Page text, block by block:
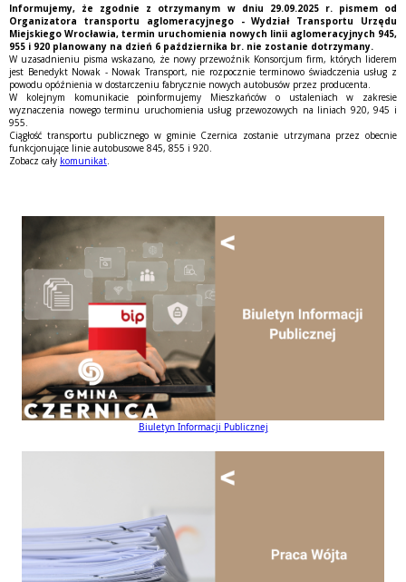
Informujemy, że zgodnie z otrzymanym w dniu 29.09.2025 r. pismem od
Organizatora transportu aglomeracyjnego - Wydział Transportu Urzędu
Miejskiego Wrocławia, termin uruchomienia nowych linii aglomeracyjnych 945,
955 i 920 planowany na dzień 6 października br. nie zostanie dotrzymany.
W uzasadnieniu pisma wskazano, że nowy przewoźnik Konsorcjum firm, których liderem
jest Benedykt Nowak - Nowak Transport, nie rozpocznie terminowo świadczenia usług z
powodu opóźnienia w dostarczeniu fabrycznie nowych autobusów przez producenta.
W kolejnym komunikacie poinformujemy Mieszkańców o ustaleniach w zakresie
wyznaczenia nowego terminu uruchomienia usług przewozowych na liniach 920, 945 i
955.
Ciągłość transportu publicznego w gminie Czernica zostanie utrzymana przez obecnie
funkcjonujące linie autobusowe 845, 855 i 920.
Zobacz cały komunikat
Biuletyn Informacji Publicznej